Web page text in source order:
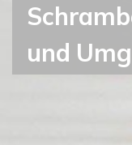
und